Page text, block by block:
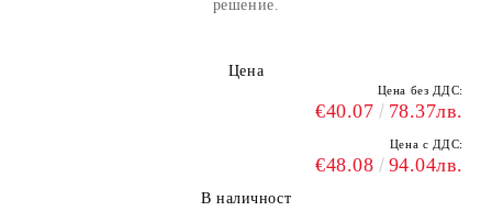
решение.
Цена
Цена без ДДС:
€40.07 78.37лв.
Цена с ДДС:
€48.08 94.04лв.
В наличност